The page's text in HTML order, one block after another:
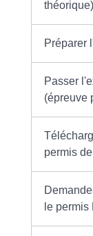
théorique)
Préparer
Passer
(épreuve
permis
le permis